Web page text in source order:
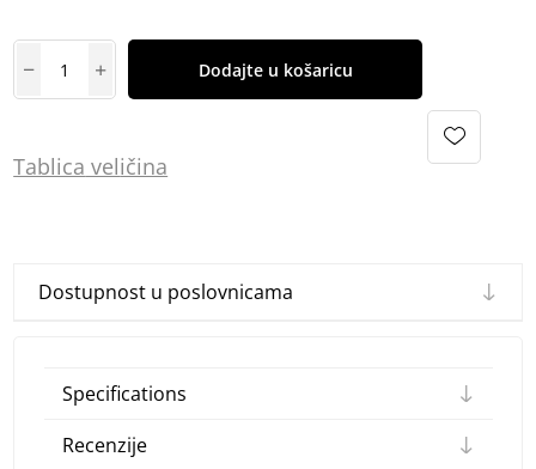
Dodajte u košaricu
Tablica veličina
Dostupnost u poslovnicama
Specifications
Recenzije